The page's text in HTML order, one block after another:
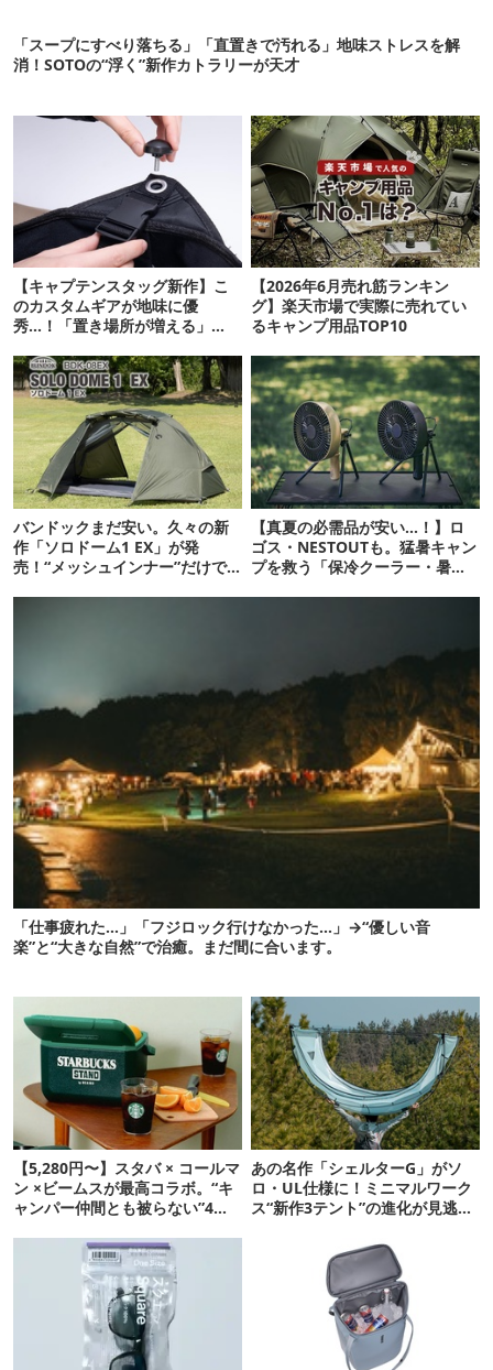
「スープにすべり落ちる」「直置きで汚れる」地味ストレスを解
消！SOTOの“浮く”新作カトラリーが天才
【キャプテンスタッグ新作】こ
のカスタムギアが地味に優
秀…！「置き場所が増える」
【2026年6月売れ筋ランキン
グ】楽天市場で実際に売れてい
るキャンプ用品TOP10
バンドックまだ安い。久々の新
作「ソロドーム1 EX」が発
売！“メッシュインナー”だけで
【真夏の必需品が安い…！】ロ
ゴス・NESTOUTも。猛暑キャン
プを救う「保冷クーラー・暑さ
「仕事疲れた…」「フジロック行けなかった…」→“優しい音
楽”と“大きな自然”で治癒。まだ間に合います。
【5,280円〜】スタバ × コールマ
ン ×ビームスが最高コラボ。“キ
ャンパー仲間とも被らない”4ア
あの名作「シェルターG」がソ
ロ・UL仕様に！ミニマルワーク
ス“新作3テント”の進化が見逃せ